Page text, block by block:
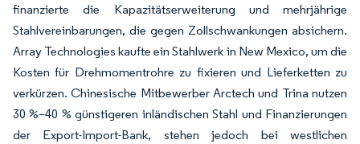
finanzierte die Kapazitätserweiterung und mehrjährige
Stahlvereinbarungen, die gegen Zollschwankungen absichern.
Array Technologies kaufte ein Stahlwerk in New Mexico, um die
Kosten für Drehmomentrohre zu fixieren und Lieferketten zu
verkürzen. Chinesische Mitbewerber Arctech und Trina nutzen
30 %–40 % günstigeren inländischen Stahl und Finanzierungen
der Export-Import-Bank, stehen jedoch bei westlichen